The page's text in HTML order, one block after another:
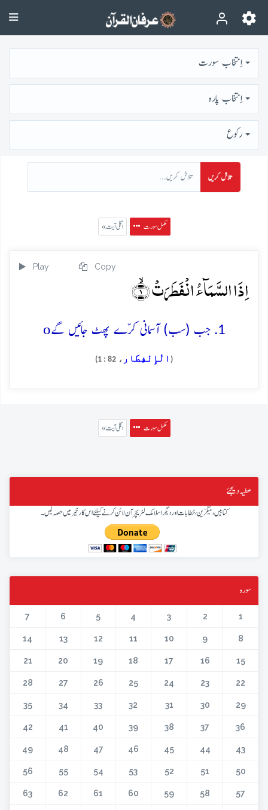
اِنتخاب سورت
اِنتخاب پارہ
رُكوع
تلاش کریں
مکمل سورت « اگلی آیت
Play Copy
اِذَا السَّمَآءُ انۡفَطَرَتۡ ۙ﴿۱﴾
1. جب (سب) آسمانی کرّے پھٹ جائیں گے o
( الْإِنْفِطَار ، 82 : 1)
مکمل سورت « اگلی آیت
عطیہ دیجئے
کتابیں، میگزین، خطابات اور دیگر اسلامک لٹریچر آن لائن کرنے کیلئے اس کار خیر میں حصہ لیں۔
سورہ
1
2
3
4
5
6
7
8
9
10
11
12
13
14
15
16
17
18
19
20
21
22
23
24
25
26
27
28
29
30
31
32
33
34
35
36
37
38
39
40
41
42
43
44
45
46
47
48
49
50
51
52
53
54
55
56
57
58
59
60
61
62
63